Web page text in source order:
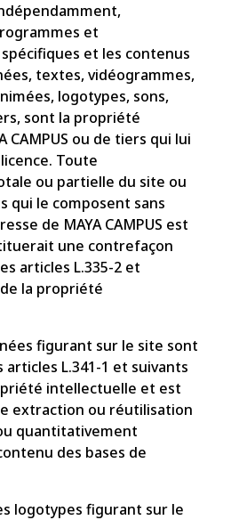
et
et les contenus
textes, vidéogrammes,
logotypes, sons,
sont la propriété
CAMPUS ou de tiers qui lui
Toute
ou partielle du site ou
qui le composent sans
de MAYA CAMPUS est
une contrefaçon
articles L.335-2 et
la propriété
figurant sur le site sont
L.341-1 et suivants
intellectuelle et est
extraction ou réutilisation
quantitativement
des bases de
logotypes figurant sur le